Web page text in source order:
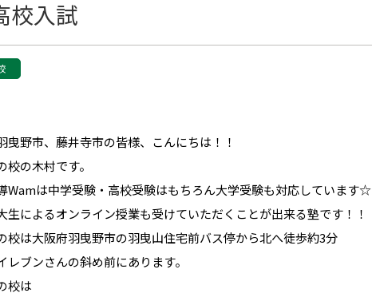
校入試
曳野市、藤井寺市の皆様、こんにちは！！
校の木村です。
Wamは中学受験・高校受験はもちろん大学受験も対応しています☆
生によるオンライン授業も受けていただくことが出来る塾です！！
校は大阪府羽曳野市の羽曳山住宅前バス停から北へ徒歩約3分
レブンさんの斜め前にあります。
校は